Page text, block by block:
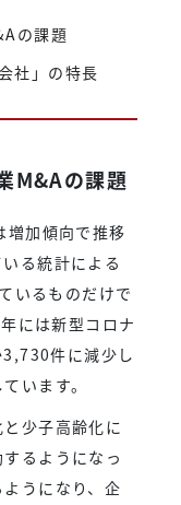
の課題
社」の特長
M&Aの課題
増加傾向で推移
る統計による
いるものだけで
には新型コロナ
件に減少し
います。
少子高齢化に
るようになっ
うになり、企